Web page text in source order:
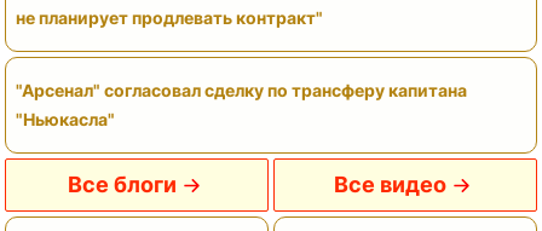
не планирует продлевать контракт"
"Арсенал" согласовал сделку по трансферу капитана
"Ньюкасла"
Все блоги Все видео